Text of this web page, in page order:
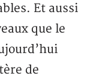
Et aussi
que le
de